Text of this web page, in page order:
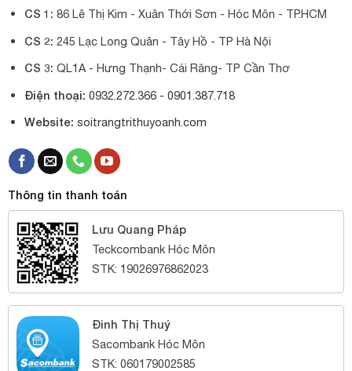
CS 1: 86 Lê Thị Kim - Xuân Thới Sơn - Hóc Môn - TP.HCM
CS 2: 245 Lạc Long Quân - Tây Hồ - TP Hà Nội
CS 3: QL1A - Hưng Thạnh- Cái Răng- TP Cần Thơ
Điện thoại: 0932.272.366 - 0901.387.718
Website: soitrangtrithuyoanh.com
Thông tin thanh toán
Lưu Quang Pháp
Teckcombank Hóc Môn
STK: 19026976862023
Đinh Thị Thuý
Sacombank Hóc Môn
STK: 060179002585